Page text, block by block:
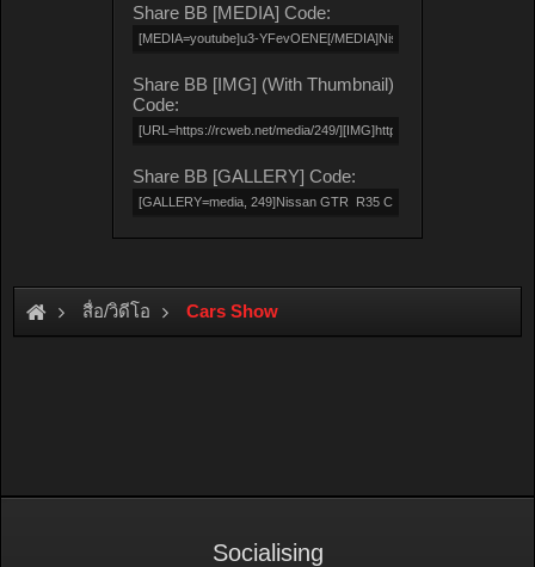
Share BB [MEDIA] Code:
Share BB [IMG] (With Thumbnail)
Code:
Share BB [GALLERY] Code:
สื่อ/วิดีโอ Cars Show
Socialising